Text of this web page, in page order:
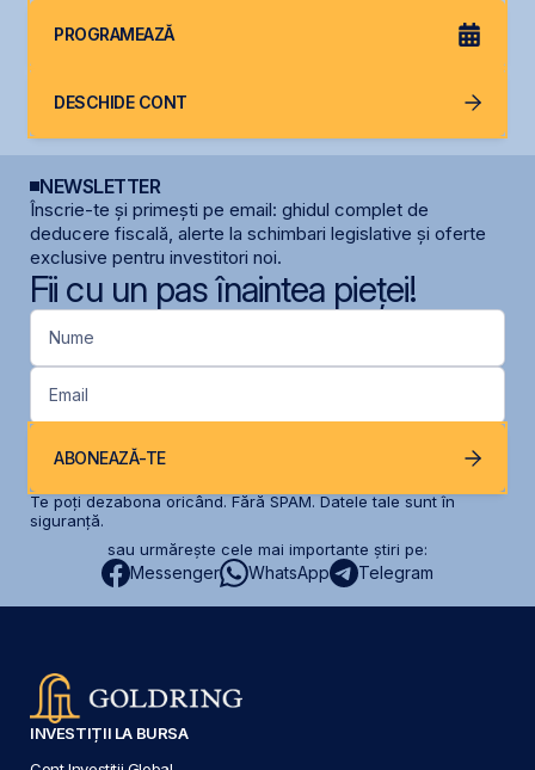
PROGRAMEAZĂ
DESCHIDE CONT
NEWSLETTER
Înscrie-te și primești pe email: ghidul complet de
deducere fiscală, alerte la schimbari legislative și oferte
exclusive pentru investitori noi.
Fii cu un pas înaintea pieței!
Nume
Email
ABONEAZĂ-TE
Te poți dezabona oricând. Fără SPAM. Datele tale sunt în
siguranță.
sau urmărește cele mai importante știri pe:
Messenger WhatsApp Telegram
INVESTIȚII LA BURSA